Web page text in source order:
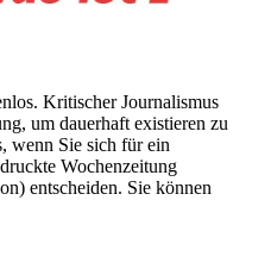
Kritischer Journalismus
um dauerhaft existieren zu
wenn Sie sich für ein
Wochenzeitung
entscheiden. Sie können